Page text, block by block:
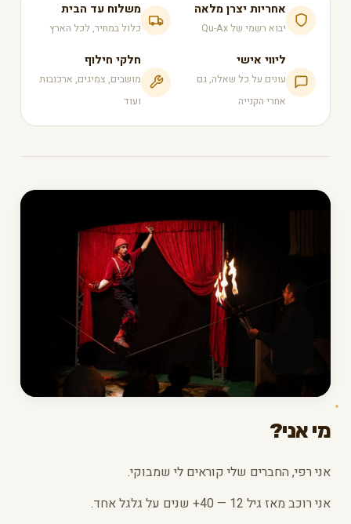
אחריות יצרן מלאה
יבוא רשמי של Qu-Ax
משלוח עד הבית
כלול במחיר, לכל הארץ
ליווי אישי
עונים על כל שאלה, גם
אחרי הקנייה
חלקי חילוף
מושבים, צמיגים, ארכובות
ועוד
מי אני?
אני רפי, החברים שלי קוראים לי שמבוקי.
אני רוכב מאז גיל 12 — 40+ שנים על גלגל אחד.